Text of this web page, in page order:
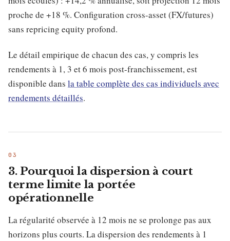
proche de +18 %. Configuration cross-asset (FX/futures)
sans repricing equity profond.
Le détail empirique de chacun des cas, y compris les
rendements à 1, 3 et 6 mois post-franchissement, est
disponible dans la table complète des cas individuels avec
rendements détaillés.
3. Pourquoi la dispersion à court
terme limite la portée
opérationnelle
La régularité observée à 12 mois ne se prolonge pas aux
horizons plus courts. La dispersion des rendements à 1